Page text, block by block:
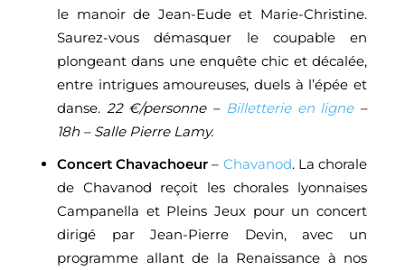
le manoir de Jean-Eude et Marie-Christine.
Saurez-vous démasquer le coupable en
plongeant dans une enquête chic et décalée,
entre intrigues amoureuses, duels à l’épée et
danse. 22 €/personne – Billetterie en ligne–
18h – Salle Pierre Lamy.
Concert Chavachoeur – Chavanod. La chorale
de Chavanod reçoit les chorales lyonnaises
Campanella et Pleins Jeux pour un concert
dirigé parJean-Pierre Devin, avec un
programme allant de la Renaissance à nos